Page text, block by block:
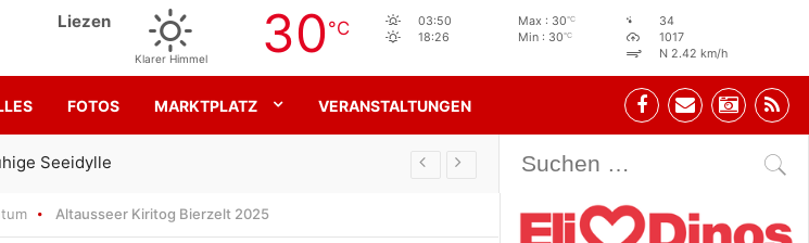
Liezen
Klarer Himmel 30°C
03:50
18:26
Max : 30°C
Min : 30°C
34
1017
N 2.42 km/h
FOTOS MARKTPLATZ VERANSTALTUNGEN
Sturm Stehbeisl Stainach Öffnungszeiten
Altausseer Kiritog Bierzelt 2025